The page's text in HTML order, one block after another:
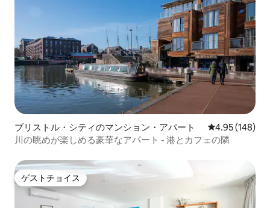
ブリストル・シティのマンション・アパート レビュー148
4.95 (148)
川の眺めが楽しめる豪華なアパート - 港とカフェの隣
ゲストチョイス
ゲストチョイス